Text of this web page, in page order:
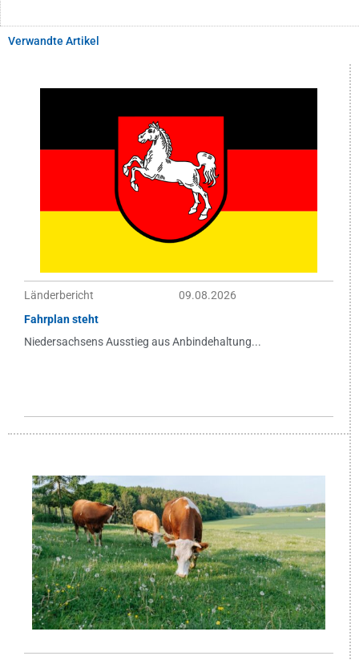
Verwandte Artikel
Länderbericht
09.08.2026
Fahrplan steht
Niedersachsens Ausstieg aus Anbindehaltung...